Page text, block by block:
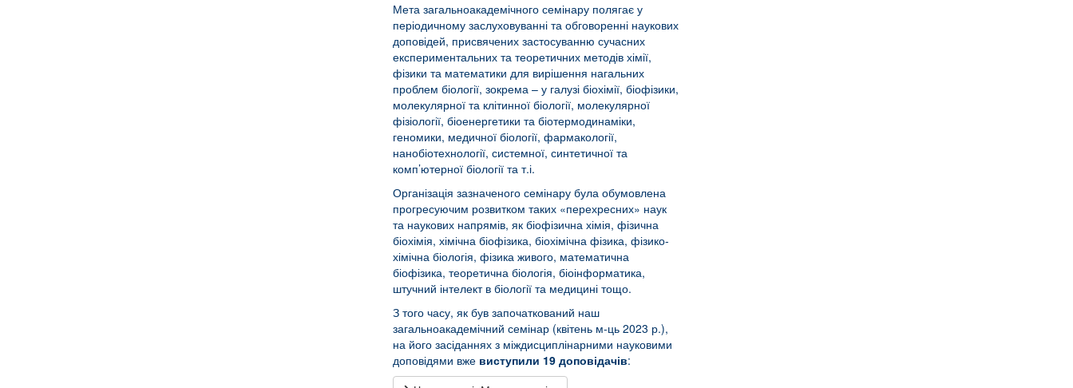
Мета загальноакадемічного семінару полягає у
періодичному заслуховуванні та обговоренні наукових
доповідей, присвячених застосуванню сучасних
експериментальних та теоретичних методів хімії,
фізики та математики для вирішення нагальних
проблем біології, зокрема – у галузі біохімії, біофізики,
молекулярної та клітинної біології, молекулярної
фізіології, біоенергетики та біотермодинаміки,
геномики, медичної біології, фармакології,
нанобіотехнології, системної, синтетичної та
комп’ютерної біології та т.і.
Організація зазначеного семінару була обумовлена
прогресуючим розвитком таких «перехресних» наук
та наукових напрямів, як біофізична хімія, фізична
біохімія, хімічна біофізика, біохімічна фізика, фізико-
хімічна біологія, фізика живого, математична
біофізика, теоретична біологія, біоінформатика,
штучний інтелект в біології та медицині тощо.
З того часу, як був започаткований наш
загальноакадемічний семінар (квітень м-ць 2023 р.),
на його засіданнях з міждисциплінарними науковими
доповідями вже виступили 19 доповідачів: